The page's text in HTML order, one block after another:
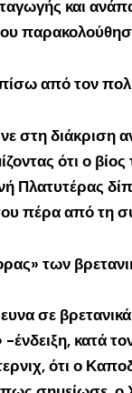
και
από τον
στη διάκριση
ότι ο
Πλατυτέρας
πέρα από τη
των
σε
ένδειξη, κατά
ότι ο